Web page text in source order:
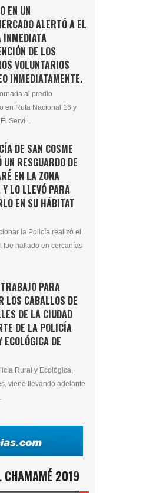
EN UN
ALERTÓ A EL
INMEDIATA
DE LOS
VOLUNTARIOS
INMEDIATAMENTE.
al predio
en Ruta Nacional 16 y
Servi...
DE SAN COSME
UN RESGUARDO DE
EN LA ZONA
LO LLEVÓ PARA
EN SU HÁBITAT
la Policía realizó el
fue hallado en cercanías
PARA
LOS CABALLOS DE
DE LA CIUDAD
DE LA POLICÍA
ECOLÓGICA DE
Rural y Ecológica,
viene llevando adelante
CHAMAMÉ 2019